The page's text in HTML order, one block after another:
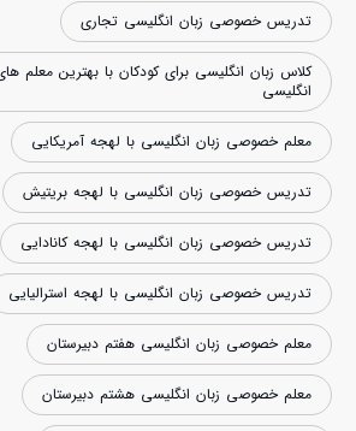
تدریس خصوصی زبان انگلیسی تجاری
کلاس زبان انگلیسی برای کودکان با بهترین
انگلیسی
معلم خصوصی زبان انگلیسی با لهجه آمریکایی
تدریس خصوصی زبان انگلیسی با لهجه بریتیش
تدریس خصوصی زبان انگلیسی با لهجه کانادایی
تدریس خصوصی زبان انگلیسی با لهجه استرالیایی
معلم خصوصی زبان انگلیسی هفتم دبیرستان
معلم خصوصی زبان انگلیسی هشتم دبیرستان